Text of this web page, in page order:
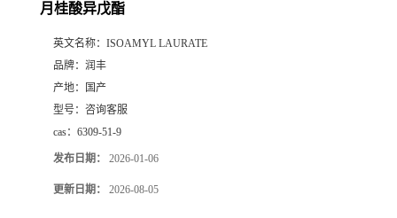
月桂酸异戊酯
英文名称： ISOAMYL LAURATE
品牌： 润丰
产地：
国产
型号： 咨询客服
cas： 6309-51-9
发布日期： 2026-01-06
更新日期： 2026-08-05